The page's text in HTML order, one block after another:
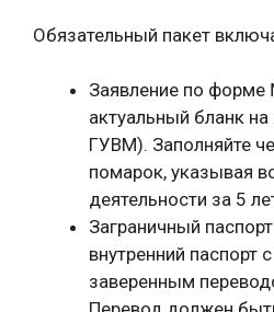
Обязательный пакет
Заявление по форме
актуальный бланк
ГУВМ). Заполняйте
помарок, указывая
деятельности за 5
Заграничный
внутренний паспорт
заверенным